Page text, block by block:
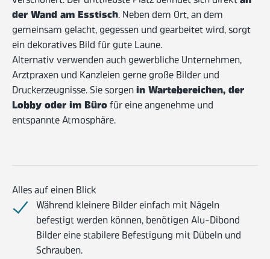
der Wand am Esstisch. Neben dem Ort, an dem
gemeinsam gelacht, gegessen und gearbeitet wird, sorgt
ein dekoratives Bild für gute Laune.
Alternativ verwenden auch gewerbliche Unternehmen,
Arztpraxen und Kanzleien gerne große Bilder und
Druckerzeugnisse. Sie sorgenin Wartebereichen, der
Lobby oder im Bürofür eine angenehme und
entspannte Atmosphäre.
Alles auf einen Blick
Während kleinere Bilder einfach mit Nägeln
befestigt werden können, benötigen Alu-Dibond
Bilder eine stabilere Befestigung mit Dübeln und
Schrauben.